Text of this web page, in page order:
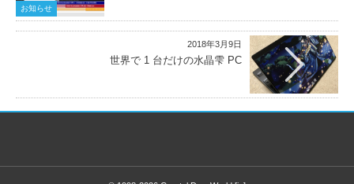
お知らせ
2018年3月9日
世界で 1 台だけの水晶雫 PC